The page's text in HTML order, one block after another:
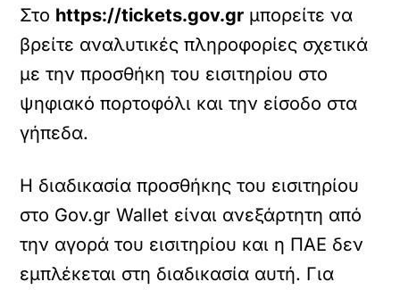
Στο https://tickets.gov.gr μπορείτε να
βρείτε αναλυτικές πληροφορίες σχετικά
με την προσθήκη του εισιτηρίου στο
ψηφιακό πορτοφόλι και την είσοδο στα
γήπεδα.
Η διαδικασία προσθήκης του εισιτηρίου
στο Gov.gr Wallet είναι ανεξάρτητη από
την αγορά του εισιτηρίου και η ΠΑΕ δεν
εμπλέκεται στη διαδικασία αυτή. Για